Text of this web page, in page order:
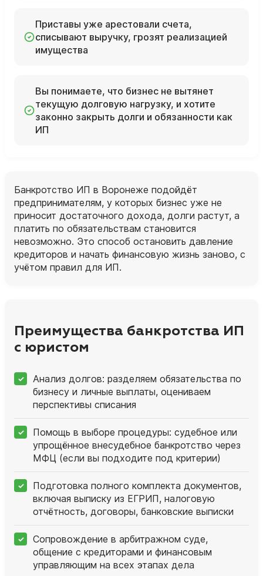
Приставы уже арестовали счета,
списывают выручку, грозят реализацией
имущества
Вы понимаете, что бизнес не вытянет
текущую долговую нагрузку, и хотите
законно закрыть долги и обязанности как
ИП
Банкротство ИП в Воронеже подойдёт
предпринимателям, у которых бизнес уже не
приносит достаточного дохода, долги растут, а
платить по обязательствам становится
невозможно. Это способ остановить давление
кредиторов и начать финансовую жизнь заново, с
учётом правил для ИП.
Преимущества банкротства ИП
с юристом
Анализ долгов: разделяем обязательства по
бизнесу и личные выплаты, оцениваем
перспективы списания
Помощь в выборе процедуры: судебное или
упрощённое внесудебное банкротство через
МФЦ (если вы подходите под критерии)
Подготовка полного комплекта документов,
включая выписку из ЕГРИП, налоговую
отчётность, договоры, банковские выписки
Сопровождение в арбитражном суде,
общение с кредиторами и финансовым
управляющим на всех этапах дела